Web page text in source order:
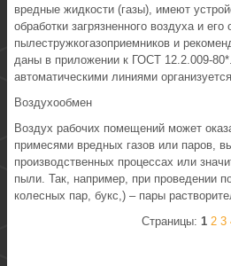
вредные жидкости (газы), имеют
обработки загрязненного воздуха и его
пылестружкогазоприемников и
даны в приложении к ГОСТ 12.2.009-
автоматическими линиями
Воздухообмен
Воздух рабочих помещений может
примесями вредных газов или паров,
производственных процессах или
пыли. Так, например, при проведении
колесных пар, букс,) – пары
Страницы: 1 2 3